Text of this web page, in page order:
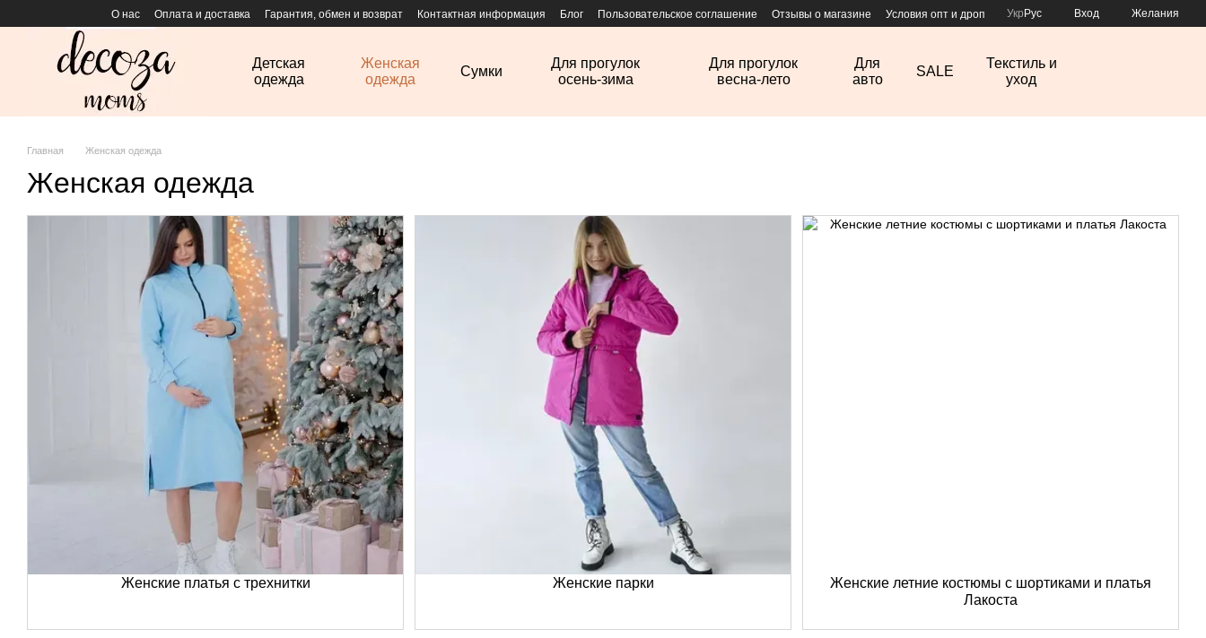
Перейти к основному контенту
О нас Оплата и доставка Гарантия, обмен и возврат Контактная информация Блог Пользовательское соглашение Отзывы о магазине Условия опт и дроп Укр Рус Вход Желания
Детская
одежда
Женская
одежда
Сумки
Для прогулок
осень-зима
Для прогулок
весна-лето
Для
авто
SALE
Текстиль и
уход
Главная Женская одежда
Женская одежда
Женские платья с трехнитки Женские парки
Женские летние костюмы с шортиками и платья
Лакоста